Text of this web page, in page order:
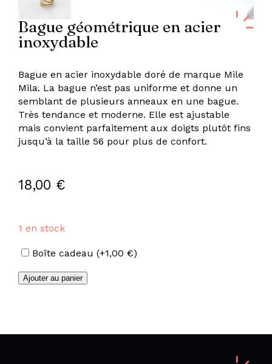
Bague géométrique en acier
inoxydable
Bague en acier inoxydable doré de marque Mile
Mila. La bague n’est pas uniforme et donne un
semblant de plusieurs anneaux en une bague.
Très tendance et moderne. Elle est ajustable
mais convient parfaitement aux doigts plutôt fins
jusqu’à la taille 56 pour plus de confort.
18,00 €
1 en stock
Options
Boîte cadeau (+1,00 €)
quantité
acier
Ajouter au panier